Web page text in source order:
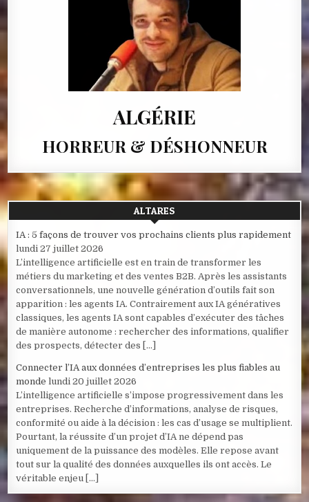
ALGÉRIE
HORREUR & DÉSHONNEUR
ALTARES
IA : 5 façons de trouver vos prochains clients plus rapidement
lundi 27 juillet 2026
L’intelligence artificielle est en train de transformer les
métiers du marketing et des ventes B2B. Après les assistants
conversationnels, une nouvelle génération d’outils fait son
apparition : les agents IA. Contrairement aux IA génératives
classiques, les agents IA sont capables d’exécuter des tâches
de manière autonome : rechercher des informations, qualifier
des prospects, détecter des […]
Connecter l’IA aux données d’entreprises les plus fiables au
monde lundi 20 juillet 2026
L’intelligence artificielle s’impose progressivement dans les
entreprises. Recherche d’informations, analyse de risques,
conformité ou aide à la décision : les cas d’usage se multiplient.
Pourtant, la réussite d’un projet d’IA ne dépend pas
uniquement de la puissance des modèles. Elle repose avant
tout sur la qualité des données auxquelles ils ont accès. Le
véritable enjeu […]